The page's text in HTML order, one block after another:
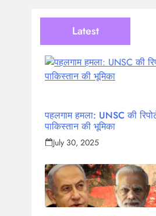
Latest
पहलगाम हमला: UNSC की
पाकिस्तान की भूमिका
July 30, 2025